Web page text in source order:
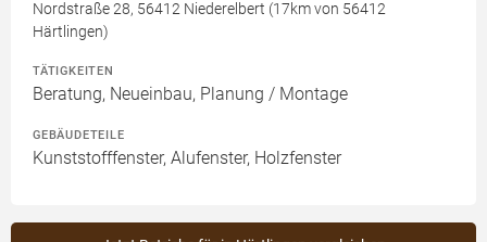
Nordstraße 28, 56412 Niederelbert (17km von 56412
Härtlingen)
TÄTIGKEITEN
Beratung, Neueinbau, Planung / Montage
GEBÄUDETEILE
Kunststofffenster, Alufenster, Holzfenster